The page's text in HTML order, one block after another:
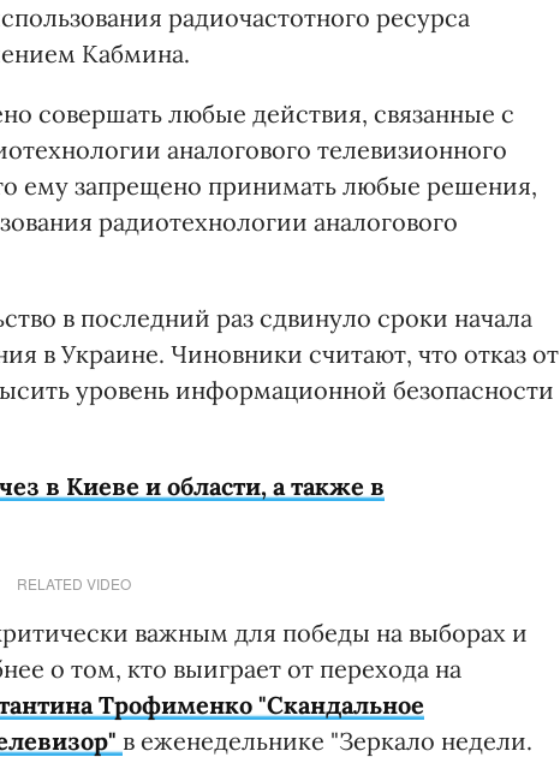
радиочастотного ресурса
Кабмина.
совершать любые действия, связанные с
аналогового телевизионного
ему запрещено принимать любые решения,
радиотехнологии аналогового
в последний раз сдвинуло сроки начала
в Украине. Чиновники считают, что отказ от
уровень информационной безопасности
в Киеве и области, а также в
RELATED VIDEO
важным для победы на выборах и
о том, кто выиграет от перехода на
Трофименко "Скандальное
в еженедельнике "Зеркало недели.